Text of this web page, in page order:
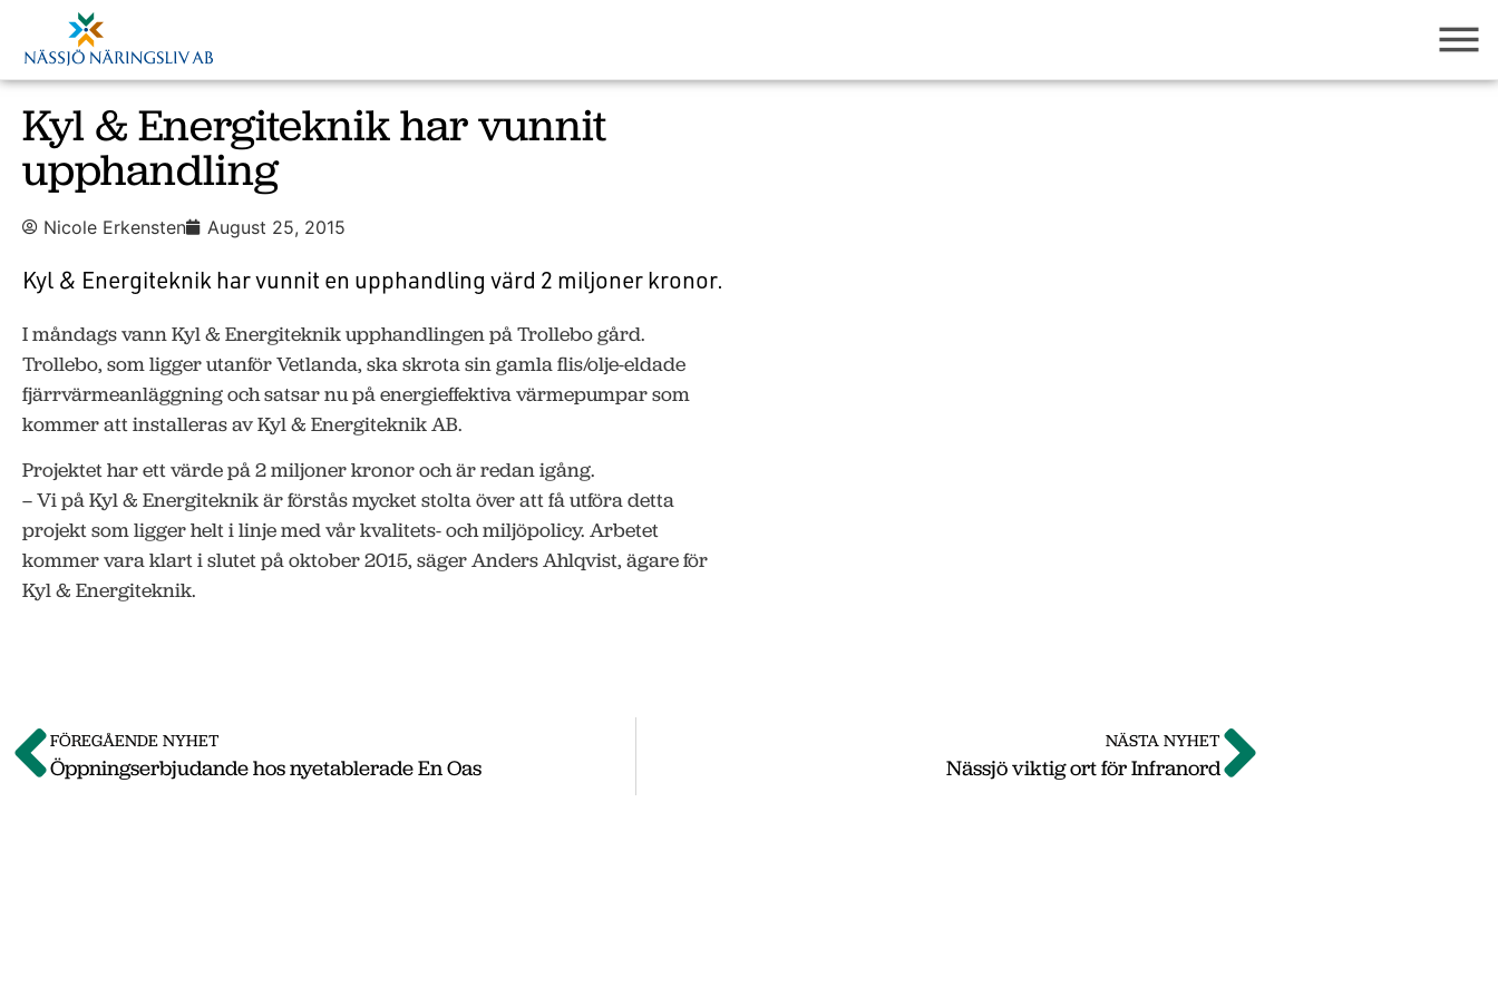
Kyl & Energiteknik har vunnit
upphandling
Nicole Erkensten August 25, 2015
Kyl & Energiteknik har vunnit en upphandling värd 2 miljoner kronor.
I måndags vann Kyl & Energiteknik upphandlingen på Trollebo gård.
Trollebo, som ligger utanför Vetlanda, ska skrota sin gamla flis/olje-eldade
fjärrvärmeanläggning och satsar nu på energieffektiva värmepumpar som
kommer att installeras av Kyl & Energiteknik AB.
Projektet har ett värde på 2 miljoner kronor och är redan igång.
– Vi på Kyl & Energiteknik är förstås mycket stolta över att få utföra detta
projekt som ligger helt i linje med vår kvalitets- och miljöpolicy. Arbetet
kommer vara klart i slutet på oktober 2015, säger Anders Ahlqvist, ägare för
Kyl & Energiteknik.
FÖREGÅENDE NYHET
Öppningserbjudande hos nyetablerade En Oas
NÄSTA NYHET
Nässjö viktig ort för Infranord